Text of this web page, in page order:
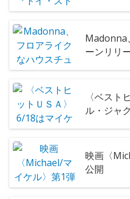
Madonna
ーンリリ
〈ベスト
ル・ジャ
映画〈
公開